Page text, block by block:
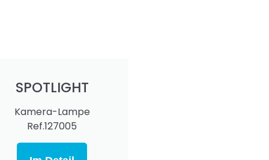
SPOTLIGHT
Kamera-Lampe
Ref.127005